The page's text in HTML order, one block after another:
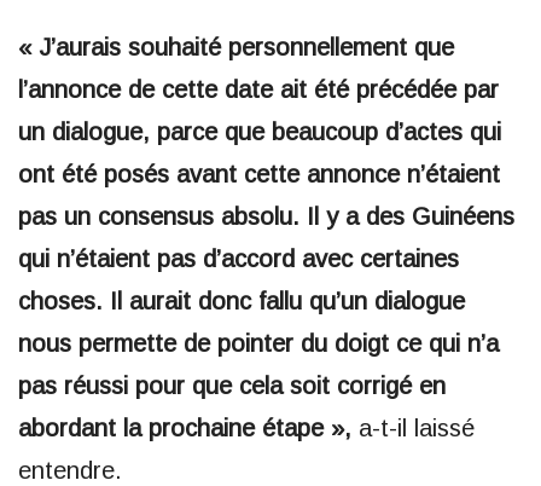
« J’aurais souhaité personnellement que
l’annonce de cette date ait été précédée par
un dialogue, parce que beaucoup d’actes qui
ont été posés avant cette annonce n’étaient
pas un consensus absolu. Il y a des Guinéens
qui n’étaient pas d’accord avec certaines
choses. Il aurait donc fallu qu’un dialogue
nous permette de pointer du doigt ce qui n’a
pas réussi pour que cela soit corrigé en
abordant la prochaine étape », a-t-il laissé
entendre.